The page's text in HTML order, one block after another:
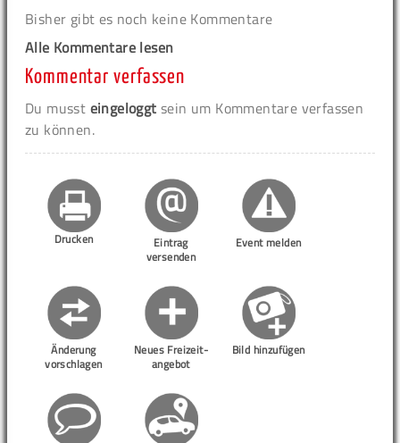
Bisher gibt es noch keine Kommentare
Alle Kommentare lesen
Kommentar verfassen
Du musst eingeloggt sein um Kommentare verfassen
zu können.
Drucken
Eintrag
versenden
Event melden
Änderung
vorschlagen
Neues Freizeit-
angebot
Bild hinzufügen